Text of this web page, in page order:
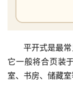
平开式是最
它一般将合页装
室、书房、储藏室